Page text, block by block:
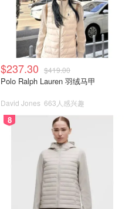
$237.30 $419.00
Polo Ralph Lauren 羽绒马甲
David Jones 663人感兴趣
8